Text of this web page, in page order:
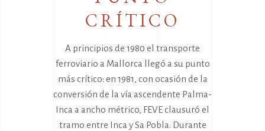
CRÍTICO
A principios de 1980 el transporte
ferroviario a Mallorca llegó a su punto
más crítico: en 1981, con ocasión de la
conversión de la vía ascendente Palma-
Inca a ancho métrico, FEVE clausuró el
tramo entre Inca y Sa Pobla. Durante